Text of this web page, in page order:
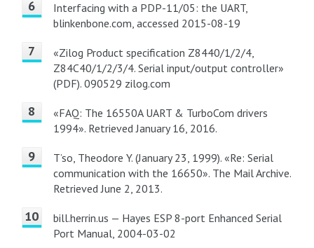
Interfacing with a PDP-11/05: the UART,
blinkenbone.com, accessed 2015-08-19
«Zilog Product specification Z8440/1/2/4,
Z84C40/1/2/3/4. Serial input/output controller»
(PDF). 090529 zilog.com
«FAQ: The 16550A UART & TurboCom drivers
1994». Retrieved January 16, 2016.
T’so, Theodore Y. (January 23, 1999). «Re: Serial
communication with the 16650». The Mail Archive.
Retrieved June 2, 2013.
bill.herrin.us — Hayes ESP 8-port Enhanced Serial
Port Manual, 2004-03-02